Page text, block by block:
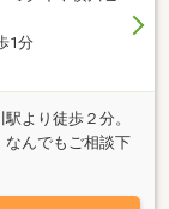
1分
より徒歩２分。
なんでもご相談下